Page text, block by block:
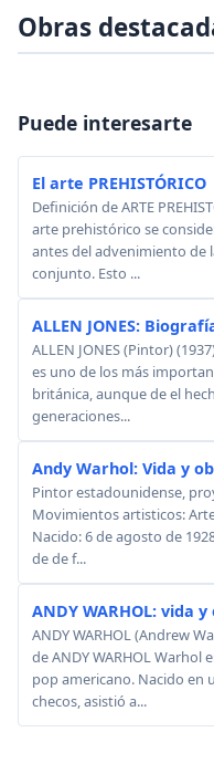
Obras
Puede interesarte
El arte PREHISTÓRICO
Definición de ARTE
arte prehistórico se
antes del advenimiento de
conjunto. Esto ...
ALLEN JONES:
ALLEN JONES (Pintor)
es uno de los más
británica, aunque de el
generaciones...
Andy Warhol: Vida y
Pintor estadounidense,
Movimientos artisticos:
Nacido: 6 de agosto de
de de f...
ANDY WARHOL: vida
ANDY WARHOL (Andrew
de ANDY WARHOL
pop americano. Nacido en
checos, asistió a...